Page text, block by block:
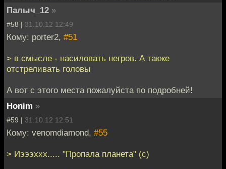
Палыч_12 »
#58 | 31.10.12 12:49
Кому: porter2, #51
> в смысле - насиловать негров. А также
отстреливать головы
А вот с этого места пожалуйста по подробней!
Honim »
#59 | 31.10.12 12:51
Кому: venomdiamond, #55
> Иэээххх..... "Пропала планета" (с)